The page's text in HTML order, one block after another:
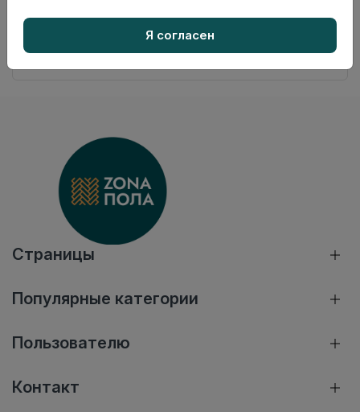
наличие необходимых характеристик и комплектации
Страницы
Популярные категории
Пользователю
Контакт
Я согласен